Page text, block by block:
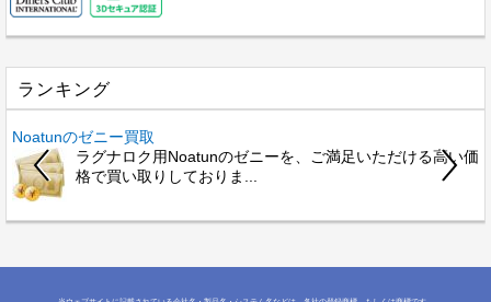
ランキング
Noatunのゼニー買取
ラグナロク用Noatunのゼニーを、ご満足いただける高い価
格で買い取りしておりま...